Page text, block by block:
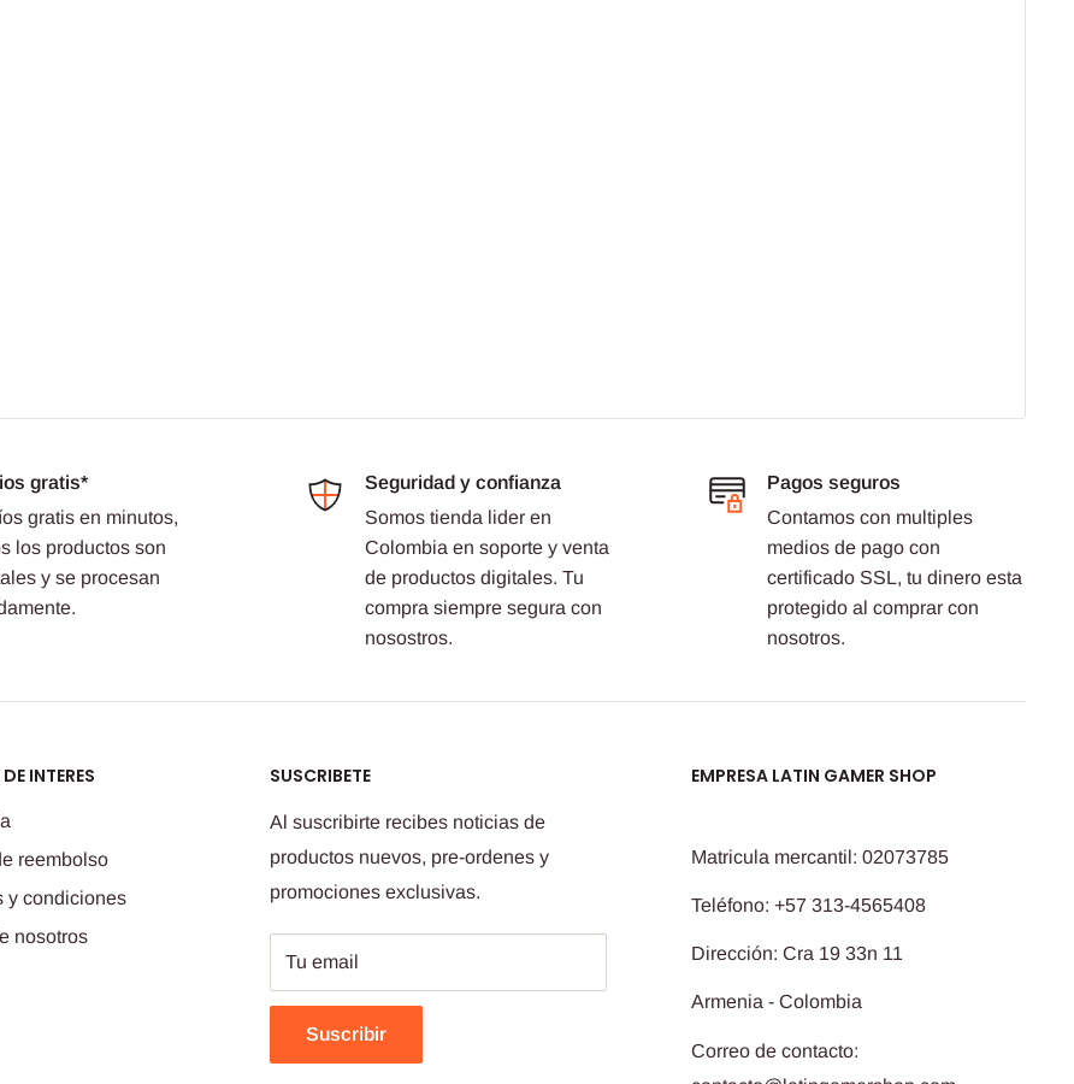
gratis*
gratis en minutos,
los productos son
y se procesan
Seguridad y confianza
Somos tienda lider en
Colombia en soporte y venta
de productos digitales. Tu
compra siempre segura con
nosostros.
Pagos seguros
Contamos con multiples
medios de pago con
certificado SSL, tu dinero esta
protegido al comprar con
nosotros.
INTERES
reembolso
y condiciones
nosotros
SUSCRIBETE
Al suscribirte recibes noticias de
productos nuevos, pre-ordenes y
promociones exclusivas.
Tu email
Suscribir
EMPRESA LATIN GAMER SHOP
Matricula mercantil: 02073785
Teléfono: +57 313-4565408
Dirección: Cra 19 33n 11
Armenia - Colombia
Correo de contacto: